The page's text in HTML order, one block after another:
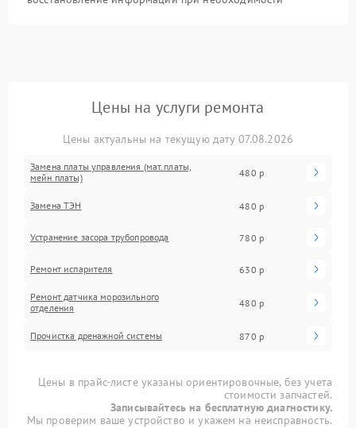
Цены на услуги ремонта
Цены актуальны на текущую дату 07.08.2026
Замена платы управления (мат.платы,
мейн платы)
480 р
Замена ТЭН 480 р
Устранение засора трубопровода 780 р
Ремонт испарителя 630 р
Ремонт датчика морозильного
отделения
480 р
Прочистка дренажной системы 870 р
Цены в прайс-листе указаны ориентировочные, без учета
стоимости запчастей.
Записывайтесь на бесплатную диагностику.
Мы проверим ваше устройство и укажем на неисправность.